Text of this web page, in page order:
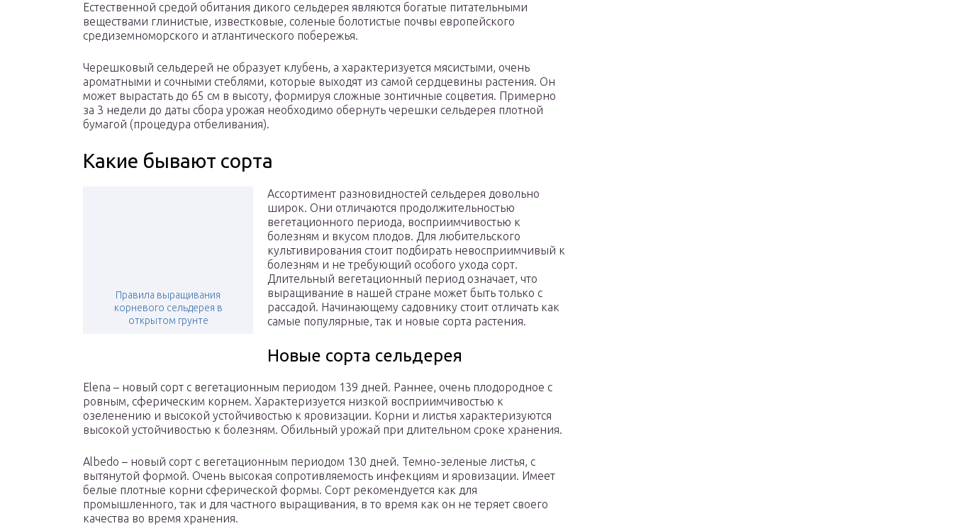
Естественной средой обитания дикого сельдерея являются богатые питательными
веществами глинистые, известковые, соленые болотистые почвы европейского
средиземноморского и атлантического побережья.
Черешковый сельдерей не образует клубень, а характеризуется мясистыми, очень
ароматными и сочными стеблями, которые выходят из самой сердцевины растения. Он
может вырастать до 65 см в высоту, формируя сложные зонтичные соцветия. Примерно
за 3 недели до даты сбора урожая необходимо обернуть черешки сельдерея плотной
бумагой (процедура отбеливания).
Какие бывают сорта
Правила выращивания
корневого сельдерея в
открытом грунте
Ассортимент разновидностей сельдерея довольно
широк. Они отличаются продолжительностью
вегетационного периода, восприимчивостью к
болезням и вкусом плодов. Для любительского
культивирования стоит подбирать невосприимчивый к
болезням и не требующий особого ухода сорт.
Длительный вегетационный период означает, что
выращивание в нашей стране может быть только с
рассадой. Начинающему садовнику стоит отличать как
самые популярные, так и новые сорта растения.
Новые сорта сельдерея
Elena – новый сорт с вегетационным периодом 139 дней. Раннее, очень плодородное с
ровным, сферическим корнем. Характеризуется низкой восприимчивостью к
озеленению и высокой устойчивостью к яровизации. Корни и листья характеризуются
высокой устойчивостью к болезням. Обильный урожай при длительном сроке хранения.
Albedo – новый сорт с вегетационным периодом 130 дней. Темно-зеленые листья, с
вытянутой формой. Очень высокая сопротивляемость инфекциям и яровизации. Имеет
белые плотные корни сферической формы. Сорт рекомендуется как для
промышленного, так и для частного выращивания, в то время как он не теряет своего
качества во время хранения.